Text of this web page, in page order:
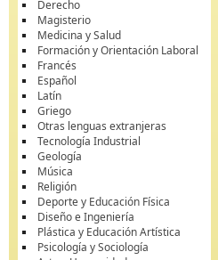
Derecho
Magisterio
Medicina y Salud
Formación y Orientación Laboral
Francés
Español
Latín
Griego
Otras lenguas extranjeras
Tecnología Industrial
Geología
Música
Religión
Deporte y Educación Física
Diseño e Ingeniería
Plástica y Educación Artística
Psicología y Sociología